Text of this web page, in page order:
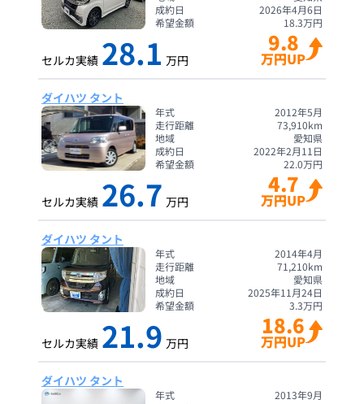
成約日
2026年4月6日
希望金額
18.3万円
セルカ実績 28.1 万円
9.8
万円UP
ダイハツ タント
年式
2012年5月
走行距離
73,910km
地域
愛知県
成約日
2022年2月11日
希望金額
22.0万円
セルカ実績 26.7 万円
4.7
万円UP
ダイハツ タント
年式
2014年4月
走行距離
71,210km
地域
愛知県
成約日
2025年11月24日
希望金額
3.3万円
セルカ実績 21.9 万円
18.6
万円UP
ダイハツ タント
年式
2013年9月